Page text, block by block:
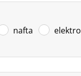
nafta elektro